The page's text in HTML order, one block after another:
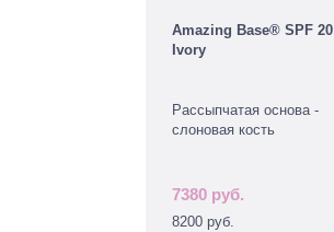
Amazing Base® SPF 20
Ivory
Рассыпчатая основа -
слоновая кость
7380 руб.
8200 руб.